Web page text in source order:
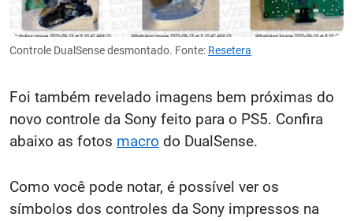
Controle DualSense desmontado. Fonte: Resetera
Foi também revelado imagens bem próximas do
novo controle da Sony feito para o PS5. Confira
abaixo as fotos macro do DualSense.
Como você pode notar, é possível ver os
símbolos dos controles da Sony impressos na